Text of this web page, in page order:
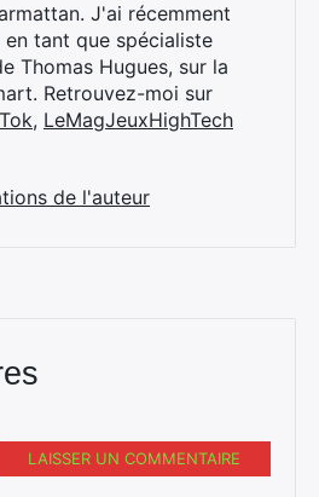
J'ai récemment
tant que spécialiste
Thomas Hugues, sur la
Retrouvez-moi sur
, LeMagJeuxHighTech
de l'auteur
LAISSER UN COMMENTAIRE